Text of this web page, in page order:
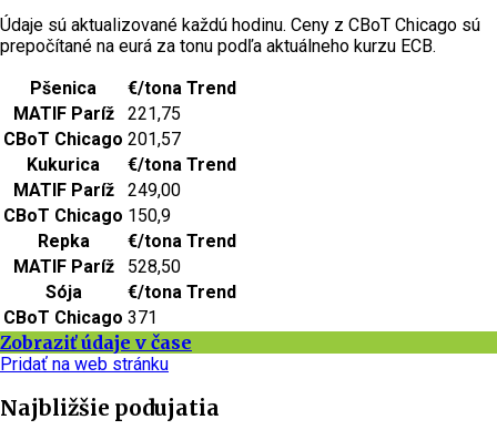
Údaje sú aktualizované každú hodinu. Ceny z CBoT Chicago sú
prepočítané na eurá za tonu podľa aktuálneho kurzu ECB.
Pšenica
€/tona Trend
MATIF Paríž
221,75
CBoT Chicago 201,57
Kukurica
€/tona Trend
MATIF Paríž
249,00
CBoT Chicago 150,9
Repka
€/tona Trend
MATIF Paríž
528,50
Sója
€/tona Trend
CBoT Chicago 371
Zobraziť údaje v čase
Pridať na web stránku
Najbližšie podujatia